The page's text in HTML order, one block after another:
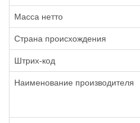
Масса нетто
Страна происхождения
Штрих-код
Наименование производителя